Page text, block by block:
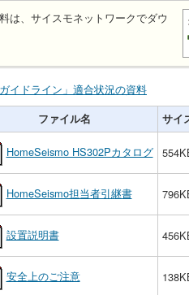
は、サイスモネットワークでダウ
イドライン」適合状況の資料
ファイル名 サイ
HomeSeismo HS302Pカタログ
HomeSeismo担当者引継書
設置説明書
安全上のご注意